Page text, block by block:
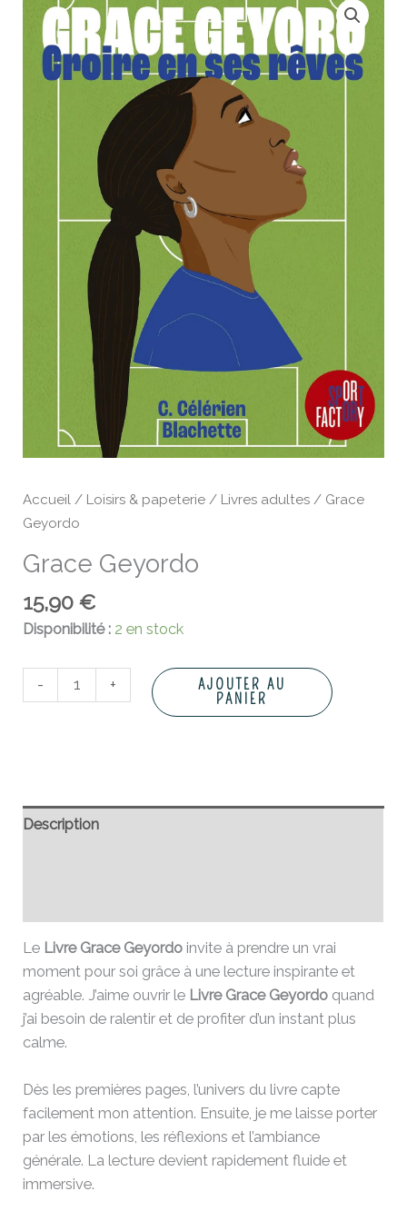
Accueil / Loisirs & papeterie / Livres adultes / Grace
Geyordo
Grace Geyordo
15,90€
Disponibilité : 2 en stock
-
Grace
Geyordo
+
AJOUTER AU
PANIER
Description
Le Livre Grace Geyordo invite à prendre un vrai
moment pour soi grâce à une lecture inspirante et
agréable. J’aime ouvrir le Livre Grace Geyordo quand
j’ai besoin de ralentir et de profiter d’un instant plus
calme.
Dès les premières pages, l’univers du livre capte
facilement mon attention. Ensuite, je me laisse porter
par les émotions, les réflexions et l’ambiance
générale. La lecture devient rapidement fluide et
immersive.